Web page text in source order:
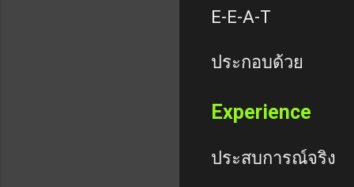
E-E-A-T
ประกอบด้วย
Experience
ประสบการณ์จริง